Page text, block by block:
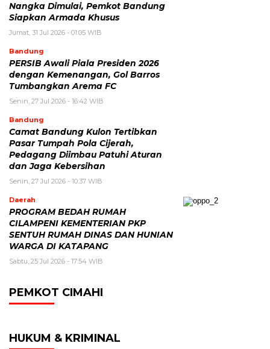
Nangka Dimulai, Pemkot Bandung
Siapkan Armada Khusus
Jumat, 31 Jul 2026 - 01:05 WIB
Bandung
PERSIB Awali Piala Presiden 2026
dengan Kemenangan, Gol Barros
Tumbangkan Arema FC
Senin, 27 Jul 2026 - 16:42 WIB
Bandung
Camat Bandung Kulon Tertibkan
Pasar Tumpah Pola Cijerah,
Pedagang Diimbau Patuhi Aturan
dan Jaga Kebersihan
Senin, 27 Jul 2026 - 10:37 WIB
Daerah
PROGRAM BEDAH RUMAH
CILAMPENI KEMENTERIAN PKP
SENTUH RUMAH DINAS DAN HUNIAN
WARGA DI KATAPANG
Sabtu, 25 Jul 2026 - 17:54 WIB
PEMKOT CIMAHI
HUKUM & KRIMINAL